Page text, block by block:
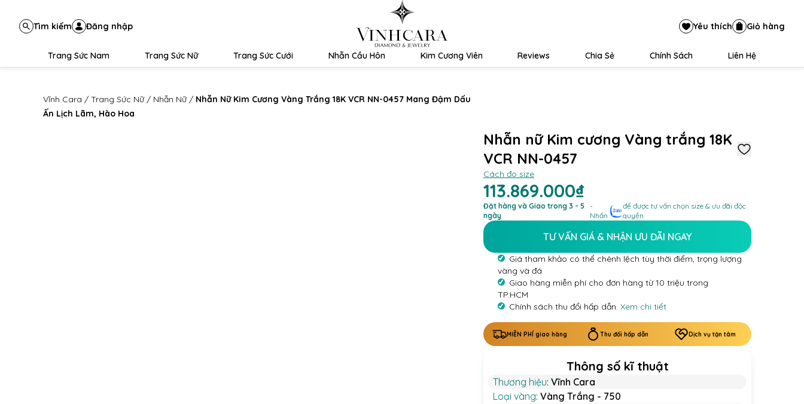
Tìm kiếm Đăng nhập Yêu thích Giỏ hàng
Trang Sức Nam Trang Sức Nữ Trang Sức Cưới Nhẫn Cầu Hôn Kim Cương Viên Reviews Chia Sẻ Chính Sách Liên Hệ
Vĩnh Cara / Trang Sức Nữ / Nhẫn Nữ / Nhẫn Nữ Kim Cương Vàng Trắng 18K VCR NN-0457 Mang Đậm Dấu
Ấn Lịch Lãm, Hào Hoa
Nhẫn nữ Kim cương Vàng trắng 18K
VCR NN-0457
Cách đo size
113.869.000₫
Đặt hàng và Giao trong 3 - 5
ngày
-
Nhấn
để được tư vấn chọn size & ưu đãi độc
quyền
TƯ VẤN GIÁ & NHẬN ƯU ĐÃI NGAY
Giá tham khảo có thể chênh lệch tùy thời điểm, trọng lượng
vàng và đá
Giao hàng miễn phí cho đơn hàng từ 10 triệu trong
TP.HCM
Chính sách thu đổi hấp dẫn. Xem chi tiết
MIỄN PHÍ giao hàng Thu đổi hấp dẫn Dịch vụ tận tâm
Thông số kĩ thuật
Thương hiệu: Vĩnh Cara
Loại vàng: Vàng Trắng - 750